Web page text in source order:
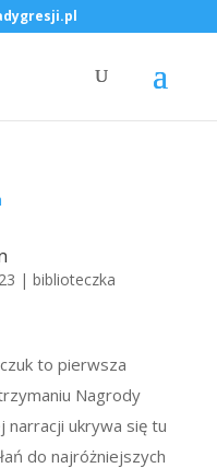
| biblioteczka
to pierwsza
Nagrody
narracji ukrywa się tu
do najróżniejszych